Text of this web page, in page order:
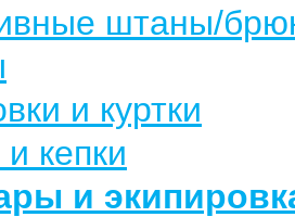
штаны/
и куртки
кепки
и